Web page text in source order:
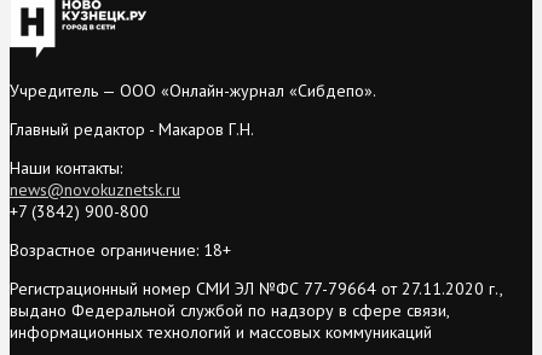
Учредитель — ООО «Онлайн-журнал «Сибдепо».
Главный редактор - Макаров Г.Н.
Наши контакты:
news@novokuznetsk.ru
+7 (3842) 900-800
Возрастное ограничение: 18+
Регистрационный номер СМИ ЭЛ №ФС 77-79664 от 27.11.2020 г.,
выдано Федеральной службой по надзору в сфере связи,
информационных технологий и массовых коммуникаций